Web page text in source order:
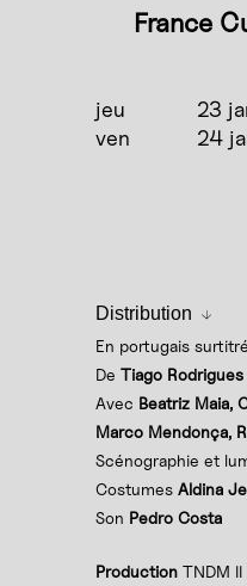
France
jeu 23
ven
24
Distribution
En portugais
De Tiago Rodrigues
Avec Beatriz Maia,
Marco Mendonça,
Scénographie et
Costumes Aldina
Son Pedro Costa
Production TNDM II